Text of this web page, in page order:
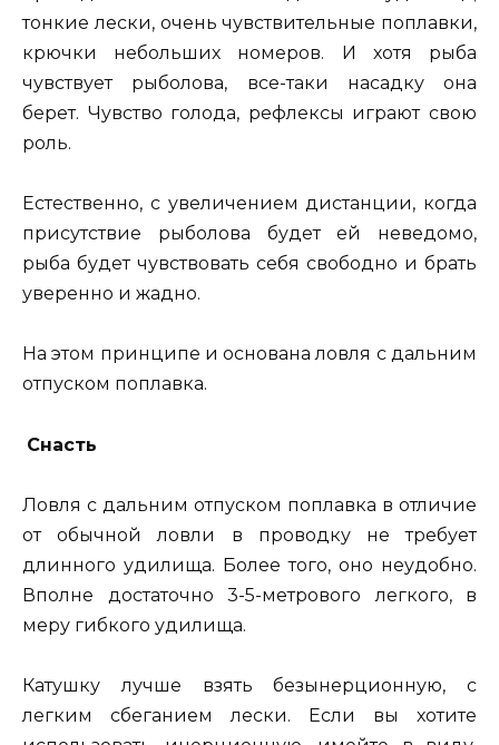
тонкие лески, очень чувствительные поплавки,
крючки небольших номеров. И хотя рыба
чувствует рыболова, все-таки насадку она
берет. Чувство голода, рефлексы играют свою
роль.
Естественно, с увеличением дистанции, когда
присутствие рыболова будет ей неведомо,
рыба будет чувствовать себя свободно и брать
уверенно и жадно.
На этом принципе и основана ловля с дальним
отпуском поплавка.
Снасть
Ловля с дальним отпуском поплавка в отличие
от обычной ловли в проводку не требует
длинного удилища. Более того, оно неудобно.
Вполне достаточно 3-5-метрового легкого, в
меру гибкого удилища.
Катушку лучше взять безынерционную, с
легким сбеганием лески. Если вы хотите